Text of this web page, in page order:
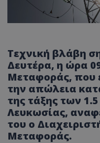
Τεχνική βλάβη
Δευτέρα, η ώρα
Μεταφοράς, που
την απώλεια
της τάξης των
Λευκωσίας,
του ο
Μεταφοράς.